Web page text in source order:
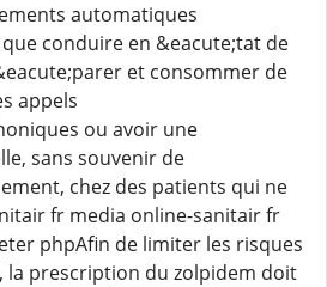
automatiques
conduire en &eacute;tat de
et consommer de
appels
ou avoir une
sans souvenir de
chez des patients qui ne
fr media online-sanitair fr
phpAfin de limiter les risques
la prescription du zolpidem doit